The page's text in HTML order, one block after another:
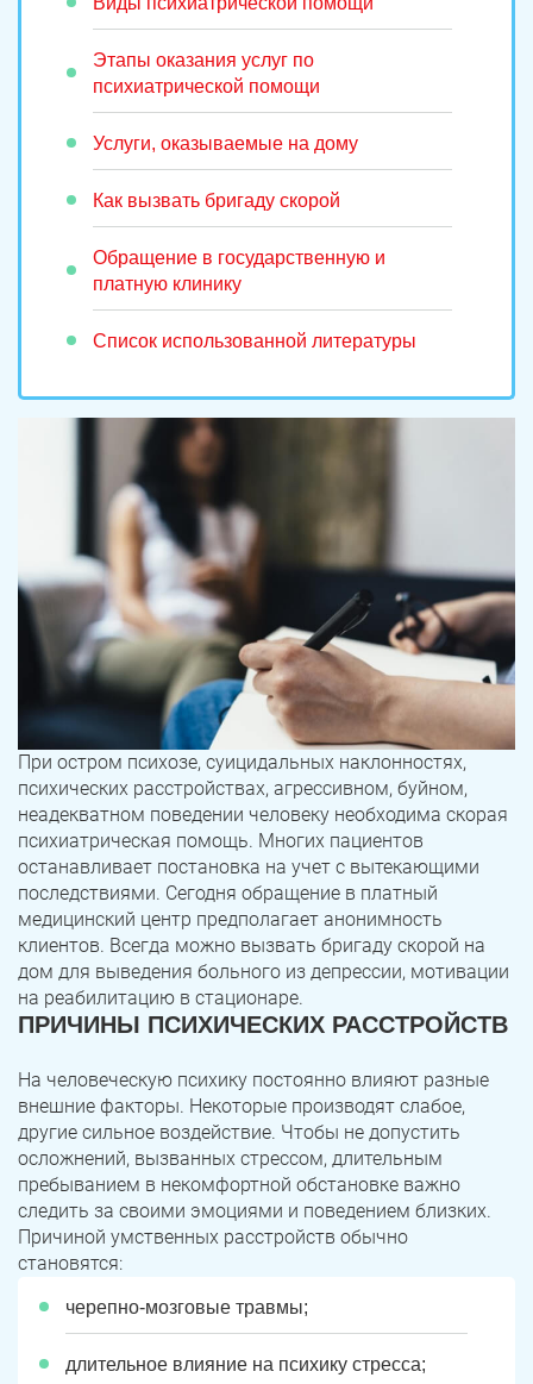
Этапы оказания услуг по
психиатрической помощи
Услуги, оказываемые на дому
Как вызвать бригаду скорой
Обращение в государственную и
платную клинику
Список использованной литературы
При остром психозе, суицидальных наклонностях,
психических расстройствах, агрессивном, буйном,
неадекватном поведении человеку необходима скорая
психиатрическая помощь. Многих пациентов
останавливает постановка на учет с вытекающими
последствиями. Сегодня обращение в платный
медицинский центр предполагает анонимность
клиентов. Всегда можно вызвать бригаду скорой на
дом для выведения больного из депрессии, мотивации
на реабилитацию в стационаре.
ПРИЧИНЫ ПСИХИЧЕСКИХ РАССТРОЙСТВ
На человеческую психику постоянно влияют разные
внешние факторы. Некоторые производят слабое,
другие сильное воздействие. Чтобы не допустить
осложнений, вызванных стрессом, длительным
пребыванием в некомфортной обстановке важно
следить за своими эмоциями и поведением близких.
Причиной умственных расстройств обычно
становятся:
черепно-мозговые травмы;
длительное влияние на психику стресса;